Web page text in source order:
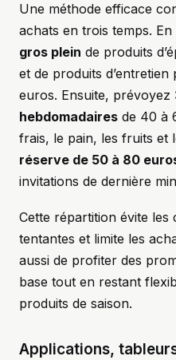
Une méthode efficace
achats en trois temps.
gros plein de produits
et de produits
euros. Ensuite, prévoyez
hebdomadaires de 40 à
frais, le pain, les fruits et
réserve de 50 à 80
invitations de dernière
Cette répartition évite les
tentantes et limite les
aussi de profiter des
base tout en restant
produits de saison.
Applications,